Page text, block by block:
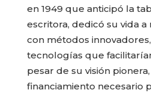
en 1949 que anticipó la
escritora, dedicó su vida
con métodos
tecnologías que
pesar de su visión
financiamiento necesario